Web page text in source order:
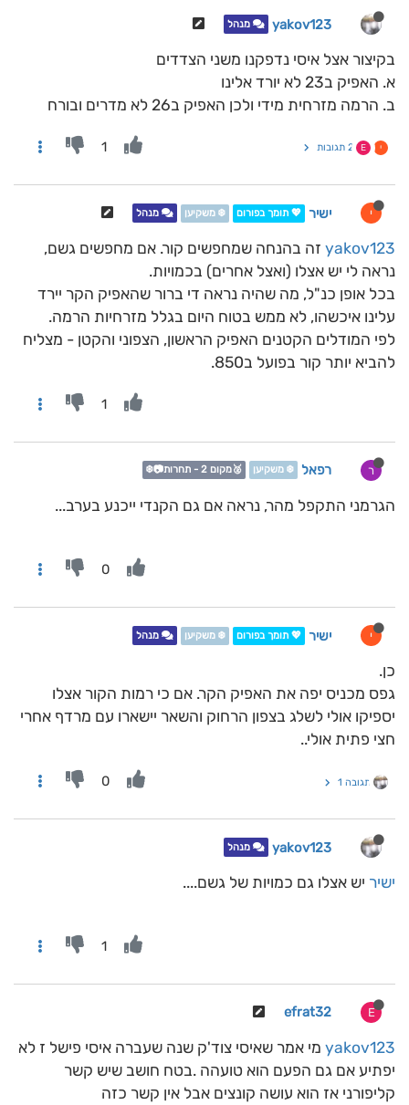
yakov123 מנהל
בקיצור אצל איסי נדפקנו משני הצדדים
א. האפיק ב23 לא יורד אלינו
ב. הרמה מזרחית מידי ולכן האפיק ב26 לא מדרים ובורח
י E 2 תגובות 1
י ישיר 💖 תומך בפורום ❄️ משקיען מנהל
yakov123 זה בהנחה שמחפשים קור. אם מחפשים גשם,
נראה לי יש אצלו (ואצל אחרים) בכמויות.
בכל אופן כנ"ל, מה שהיה נראה די ברור שהאפיק הקר יירד
עלינו איכשהו, לא ממש בטוח היום בגלל מזרחיות הרמה.
לפי המודלים הקטנים האפיק הראשון, הצפוני והקטן - מצליח
להביא יותר קור בפועל ב850.
1
ר רפאל ❄️ משקיען 🥈מקום 2 - תחרות📷❄️
הגרמני התקפל מהר, נראה אם גם הקנדי ייכנע בערב...
0
י ישיר 💖 תומך בפורום ❄️ משקיען מנהל
כן.
גפס מכניס יפה את האפיק הקר. אם כי רמות הקור אצלו
יספיקו אולי לשלג בצפון הרחוק והשאר יישארו עם מרדף אחרי
חצי פתית אולי..
תגובה 1 0
yakov123 מנהל
ישיר יש אצלו גם כמויות של גשם....
1
E
efrat32
yakov123 מי אמר שאיסי צוד'ק שנה שעברה איסי פישל ז לא
יפתיע אם גם הפעם הוא טועהה .בטח חושב שיש קשר
קליפורני אז הוא עושה קונצים אבל אין קשר כזה